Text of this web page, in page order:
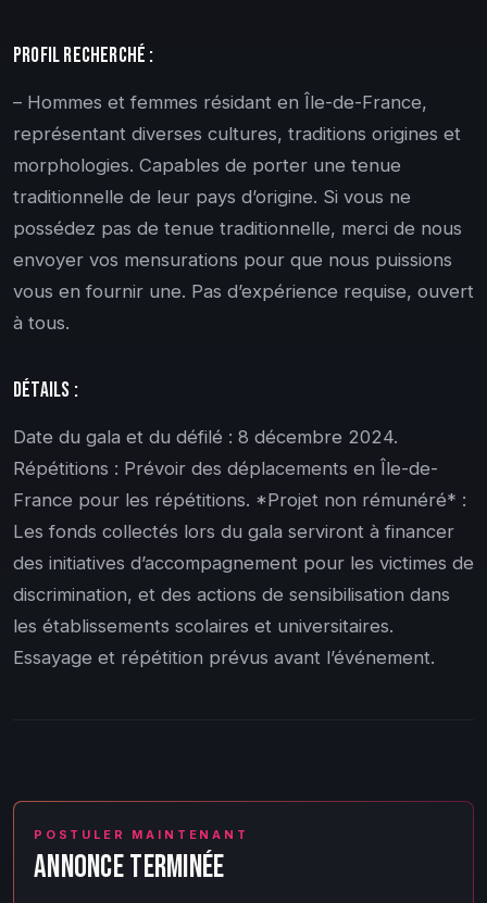
Profil recherché :
– Hommes et femmes résidant en Île-de-France,
représentant diverses cultures, traditions origines et
morphologies. Capables de porter une tenue
traditionnelle de leur pays d’origine. Si vous ne
possédez pas de tenue traditionnelle, merci de nous
envoyer vos mensurations pour que nous puissions
vous en fournir une. Pas d’expérience requise, ouvert
à tous.
Détails :
Date du gala et du défilé : 8 décembre 2024.
Répétitions : Prévoir des déplacements en Île-de-
France pour les répétitions. *Projet non rémunéré* :
Les fonds collectés lors du gala serviront à financer
des initiatives d’accompagnement pour les victimes de
discrimination, et des actions de sensibilisation dans
les établissements scolaires et universitaires.
Essayage et répétition prévus avant l’événement.
POSTULER MAINTENANT
ANNONCE TERMINÉE